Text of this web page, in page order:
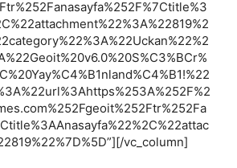
vc_column]